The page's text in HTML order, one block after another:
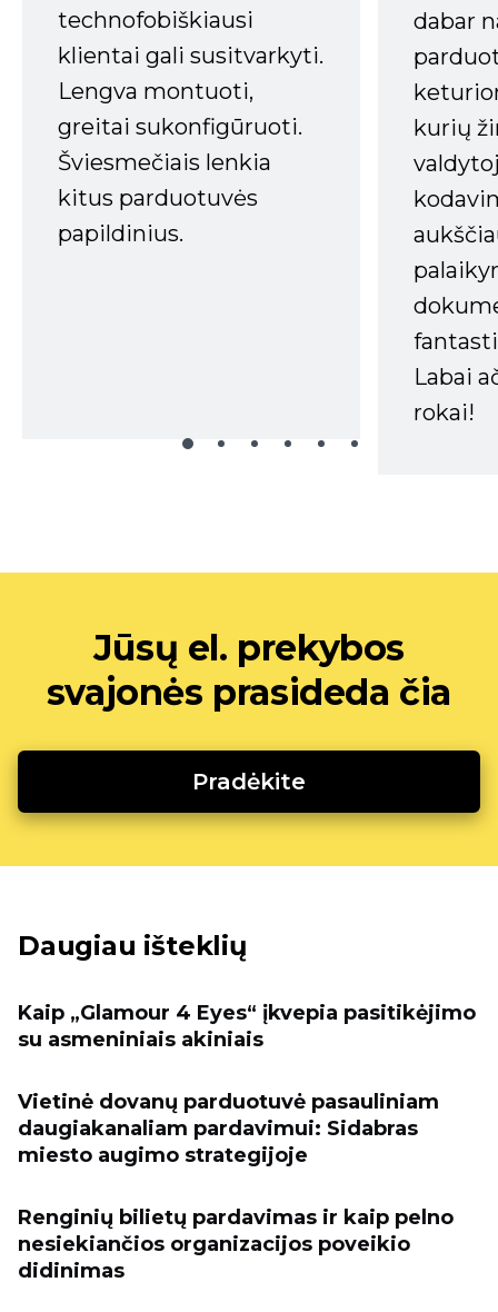
technofobiškiausi
klientai gali susitvarkyti.
Lengva montuoti,
greitai sukonfigūruoti.
Šviesmečiais lenkia
kitus parduotuvės
papildinius.
dabar
kurių
Labai
rokai!
Jūsų el. prekybos
svajonės prasideda čia
Pradėkite
Daugiau išteklių
Kaip „Glamour 4 Eyes“ įkvepia pasitikėjimo
su asmeniniais akiniais
Vietinė dovanų parduotuvė pasauliniam
daugiakanaliam pardavimui: Sidabras
miesto augimo strategijoje
Renginių bilietų pardavimas ir kaip pelno
nesiekiančios organizacijos poveikio
didinimas